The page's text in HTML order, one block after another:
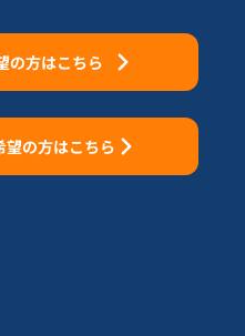
の方はこちら
の方はこちら